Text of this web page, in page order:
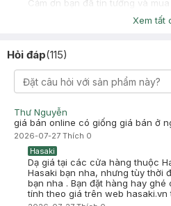
Cảm ơn bạn đã tin tưởng và mua
2025-07-26
kcn dạng sữa lỏng , nâng tone
Hasaki -
Hasaki xin chào! Hasaki cảm ơn
đánh giá. Sự hài lòng của khách
Hasaki ngày càng phát triển
Cảm ơn bạn đã tin tưởng và mua
Xem tất
Hỏi đáp(115)
Thư Nguyễn
giá bán online có giống giá bán ở
2026-07-27 Thích 0
Hasaki
Dạ giá tại các cửa hàng thuộc
Hasaki bạn nha, nhưng tùy thời
bạn nha . Bạn đặt hàng hay
tính theo giá trên web hasaki.vn